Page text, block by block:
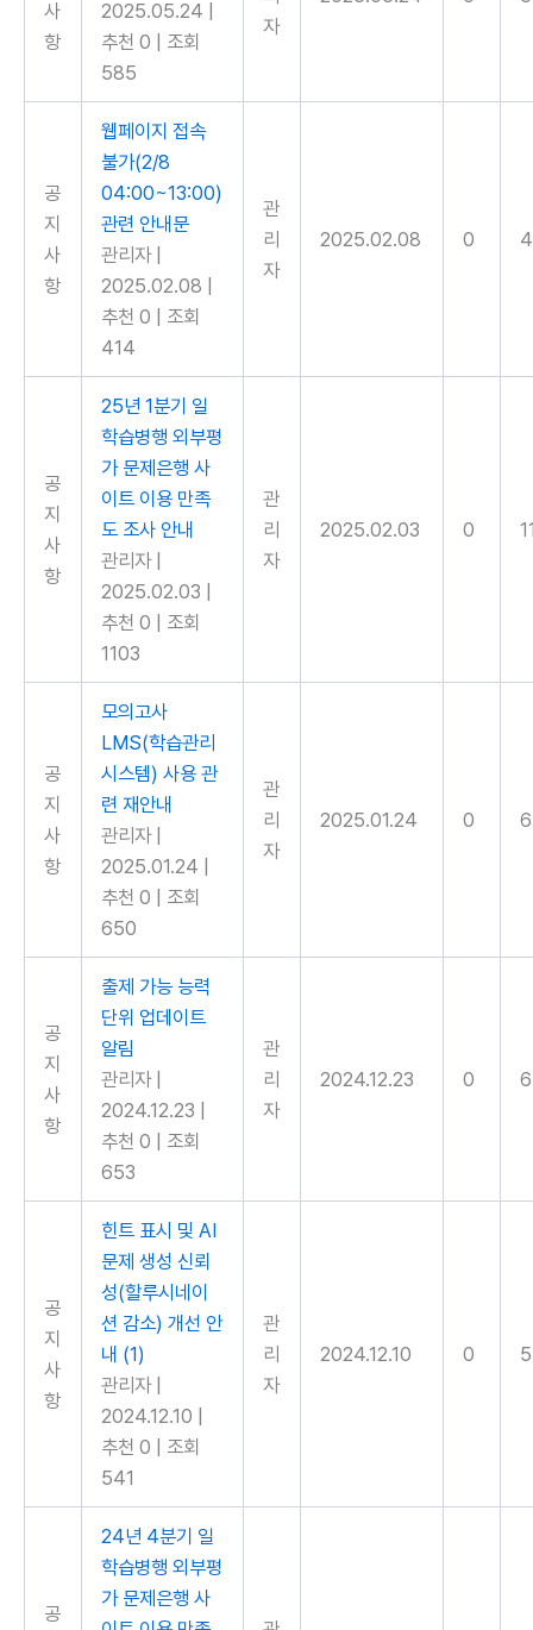
사
항
2025.05.24
추천 0
조회
585
자
공
지
사
항
웹페이지 접속
불가(2/8
04:00~13:00)
관련 안내문
관리자
2025.02.08
추천 0
조회
414
관
리
자
2025.02.08 0
공
지
사
항
25년 1분기 일
학습병행 외부평
가 문제은행 사
이트 이용 만족
도 조사 안내
관리자
2025.02.03
추천 0
조회
1103
관
리
자
2025.02.03 0
공
지
사
항
모의고사
LMS(학습관리
시스템) 사용 관
련 재안내
관리자
2025.01.24
추천 0
조회
650
관
리
자
2025.01.24 0
공
지
사
항
출제 가능 능력
단위 업데이트
알림
관리자
2024.12.23
추천 0
조회
653
관
리
자
2024.12.23 0
공
지
사
항
힌트 표시 및 AI
문제 생성 신뢰
성(할루시네이
션 감소) 개선 안
내 (1)
관리자
2024.12.10
추천 0
조회
541
관
리
자
2024.12.10 0
공
24년 4분기 일
학습병행 외부평
가 문제은행 사